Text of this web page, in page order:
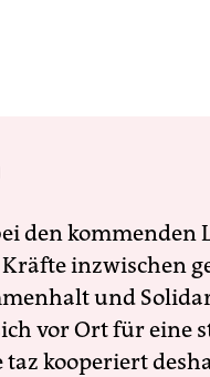
den kommenden
inzwischen
und
vor Ort für eine
kooperiert